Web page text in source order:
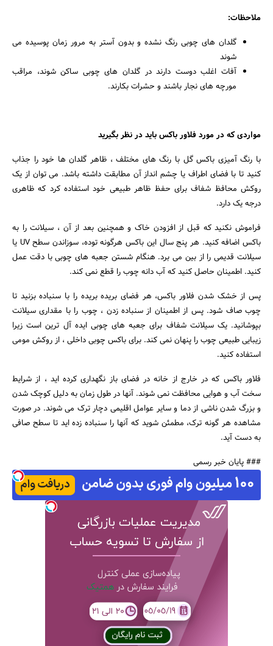
ملاحظات:
گلدان های چوبی رنگ نشده و بدون آستر به مرور زمان پوسیده می
شوند
آفات اغلب دوست دارند در گلدان های چوبی ساکن شوند، مراقب
مورچه های نجار باشند و حشرات بکارند.
مواردی که در مورد فلاور باکس باید در نظر بگیرید
با رنگ آمیزی باکس گل با رنگ های مختلف ، ظاهر گلدان ها خود را جذاب
کنید تا با فضای اطراف یا چشم انداز آن مطابقت داشته باشد. می توان از یک
روکش محافظ شفاف برای حفظ ظاهر طبیعی خود استفاده کرد که ظاهری
درجه یک دارد.
فراموش نکنید که قبل از افزودن خاک و همچنین بعد از آن ، سیلانت را به
باکس اضافه کنید. هر پنج سال این باکس هرگونه توده، سوزاندن سطح UV یا
سیلانت قدیمی را از بین می برد. هنگام شستن جعبه های چوبی با دقت عمل
کنید. اطمینان حاصل کنید که آب دانه چوب را قطع نمی کند.
پس از خشک شدن فلاور باکس، هر فضای بریده بریده را با سنباده بزنید تا
چوب صاف شود. پس از اطمینان از سنباده زدن ، چوب را با مقداری سیلانت
بپوشانید. یک سیلانت شفاف برای جعبه های چوبی ایده آل ترین است زیرا
زیبایی طبیعی چوب را پنهان نمی کند. برای باکس چوبی داخلی ، از روکش مومی
استفاده کنید.
فلاور باکس که در خارج از خانه در فضای باز نگهداری کرده اید ، از شرایط
سخت آب و هوایی محافظت نمی شوند. آنها در طول زمان به دلیل کوچک شدن
و بزرگ شدن ناشی از دما و سایر عوامل اقلیمی دچار ترک می شوند. در صورت
مشاهده هر گونه ترک، مطمئن شوید که آنها را سنباده زده اید تا سطح صافی
به دست آید.
### پایان خبر رسمی